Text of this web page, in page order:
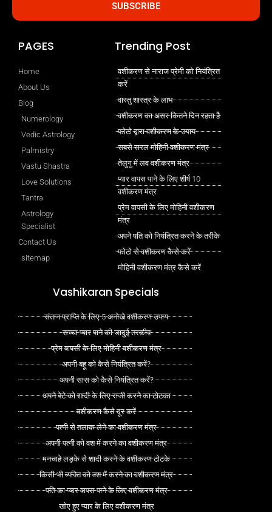
SUBSCRIBE
PAGES
Home
About Us
Blog
Numerology
Vedic Astrology
Palmistry
Vastu Shastra
Love Solutions
Tantra
Astrology
Specialist
Contact Us
sitemap
Trending Post
वशीकरण से नाराज प्रेमी को नियंत्रित
करें
वास्तु शास्त्र के लाभ
वशीकरण का असर कितने दिन रहता है
फोटो द्वारा वशीकरण के उपाय
सबसे सरल मोहिनी वशीकरण मंत्र
तेलुगु में लव वशीकरण मंत्र
प्यार वापस पाने के लिए शीर्ष 10
वशीकरण मंत्र
प्रेम वापसी के लिए मोहिनी वशीकरण
मंत्र
अपने पति को नियंत्रित करने के तरीके
फोटो से वशीकरण कैसे करें
मोहिनी वशीकरण मंत्र कैसे करें
Vashikaran Specials
संतान प्राप्ति के लिए 5 अनोखे वशीकरण उपाय
सच्चा प्यार पाने की जादुई तरकीब
प्रेम वापसी के लिए मोहिनी वशीकरण मंत्र
अपनी बहू को कैसे नियंत्रित करें?
अपनी सास को कैसे नियंत्रित करें?
अपने बेटे को शादी के लिए राजी करने का टोटका
वशीकरण कैसे दूर करें
पत्नी से तलाक लेने का वशीकरण मंत्र
अपनी पत्नी को वश में करने का वशीकरण मंत्र
मनचाहे लड़के से शादी करने के वशीकरण टोटके
किसी भी व्यक्ति को वश में करने का वशीकरण मंत्र
पति का प्यार वापस पाने के लिए वशीकरण मंत्र
खोए हुए प्यार के लिए वशीकरण मंत्र